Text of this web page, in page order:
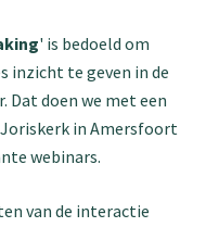
' is bedoeld om
inzicht te geven in de
Dat doen we met een
in Amersfoort
webinars.
van de interactie